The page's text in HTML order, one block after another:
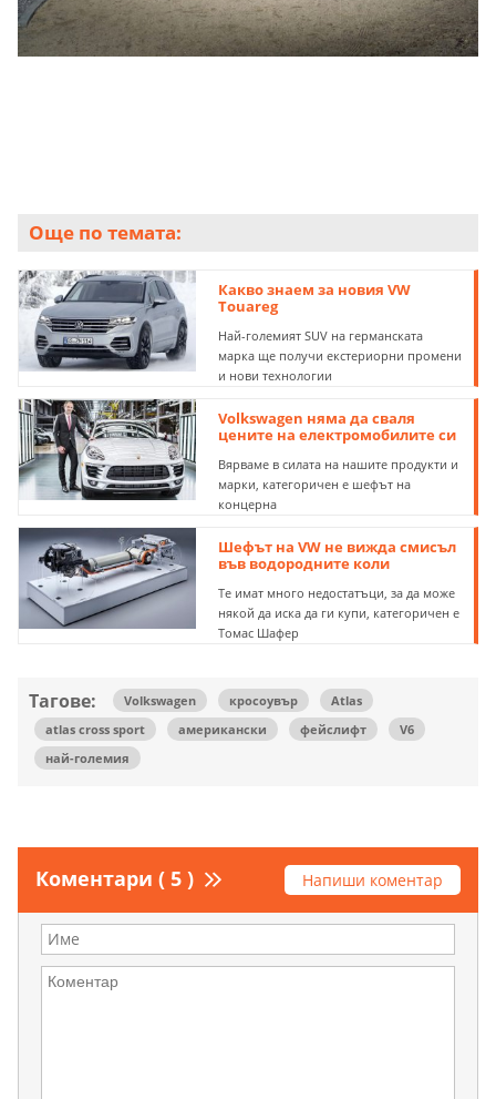
Още по темата:
Какво знаем за новия VW
Touareg
Най-големият SUV на германската
марка ще получи екстериорни промени
и нови технологии
Volkswagen няма да сваля
цените на електромобилите си
Вярваме в силата на нашите продукти и
марки, категоричен е шефът на
концерна
Шефът на VW не вижда смисъл
във водородните коли
Те имат много недостатъци, за да може
някой да иска да ги купи, категоричен е
Томас Шафер
Тагове: Volkswagen кросоувър
Atlas
atlas cross sport
американски фейслифт
V6
най-големия
Коментари ( 5 ) Напиши коментар